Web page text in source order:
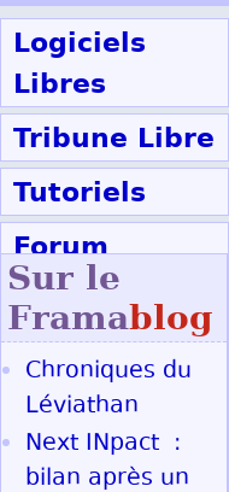
Logiciels
Libres
Tribune Libre
Tutoriels
Forum
Participer
Sur le
Framablog
Chroniques du
Léviathan
Next INpact :
bilan après un